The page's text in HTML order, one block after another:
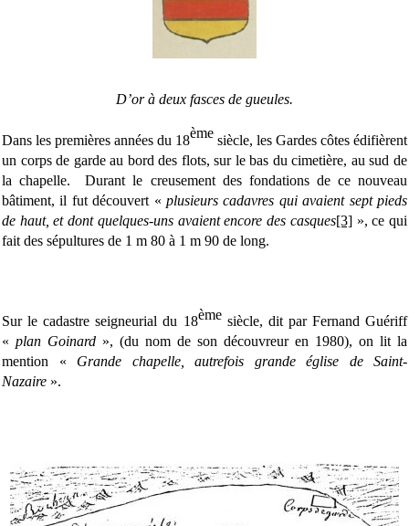
D’or à deux fasces de gueules.
Dans les premières années du 18ème siècle, les Gardes côtes édifièrent
un corps de garde au bord des flots, sur le bas du cimetière, au sud de
la chapelle. Durant le creusement des fondations de ce nouveau
bâtiment, il fut découvert « plusieurs cadavres qui avaient sept pieds
de haut, et dont quelques-uns avaient encore des casques[3]», ce qui
fait des sépultures de 1 m 80 à 1 m 90 de long.
Sur le cadastre seigneurial du 18èmesiècle, dit par Fernand Guériff
« plan Goinard », (du nom de son découvreur en 1980), on lit la
mention « Grande chapelle, autrefois grande église de Saint-
Nazaire ».